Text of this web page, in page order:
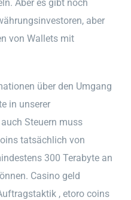
Aber es gibt noch
aber
von Wallets mit
über den Umgang
in unserer
Steuern muss
tatsächlich von
300 Terabyte an
Casino geld
, etoro coins